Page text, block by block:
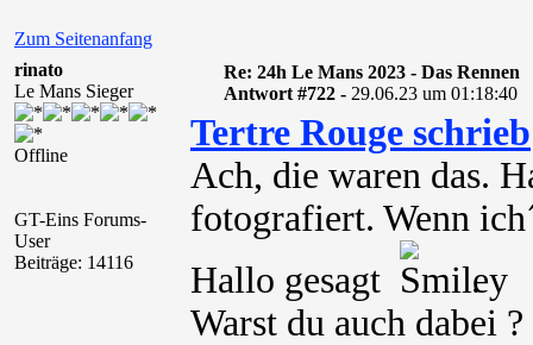
Zum Seitenanfang
rinato
Le Mans Sieger
Offline
GT-Eins Forums-
User
Beiträge: 14116
Re: 24h Le Mans 2023 - Das Rennen
Antwort #722 - 29.06.23 um 01:18:40
Tertre Rouge schrieb
Ach, die waren das.
fotografiert. Wenn
Hallo gesagt
.
Warst du auch dabei ?